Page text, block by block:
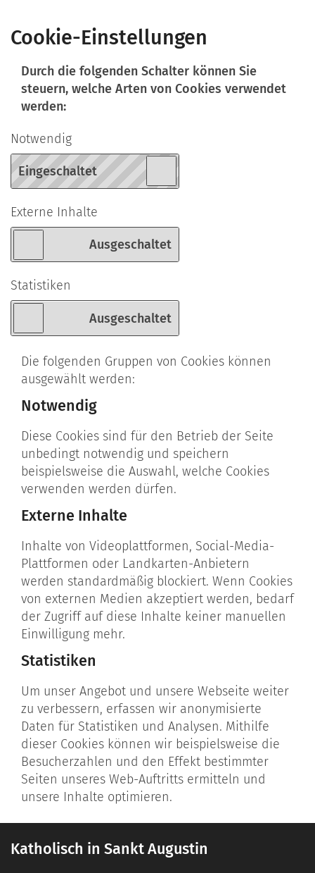
Cookie-Einstellungen
Durch die folgenden Schalter können Sie
steuern, welche Arten von Cookies verwendet
werden:
Notwendig
Externe Inhalte
Statistiken
Die folgenden Gruppen von Cookies können
ausgewählt werden:
Notwendig
Diese Cookies sind für den Betrieb der Seite
unbedingt notwendig und speichern
beispielsweise die Auswahl, welche Cookies
verwenden werden dürfen.
Externe Inhalte
Inhalte von Videoplattformen, Social-Media-
Plattformen oder Landkarten-Anbietern
werden standardmäßig blockiert. Wenn Cookies
von externen Medien akzeptiert werden, bedarf
der Zugriff auf diese Inhalte keiner manuellen
Einwilligung mehr.
Statistiken
Um unser Angebot und unsere Webseite weiter
zu verbessern, erfassen wir anonymisierte
Daten für Statistiken und Analysen. Mithilfe
dieser Cookies können wir beispielsweise die
Besucherzahlen und den Effekt bestimmter
Seiten unseres Web-Auftritts ermitteln und
unsere Inhalte optimieren.
Katholisch in Sankt Augustin